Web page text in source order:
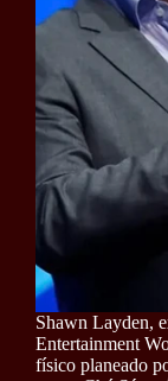
Shawn Layden,
Entertainment
físico planeado